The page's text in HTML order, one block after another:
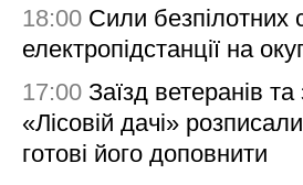
18:00 Сили безпілотних
електропідстанції на
17:00 Заїзд ветеранів
«Лісовій дачі»
готові його доповнити